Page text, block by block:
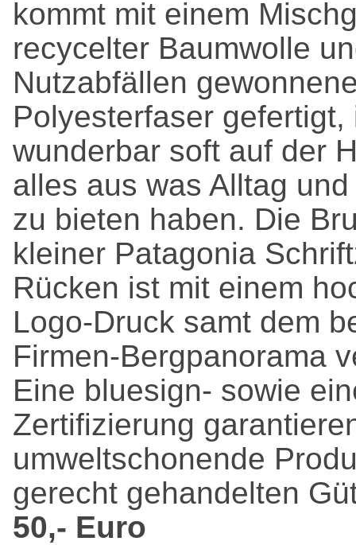
kommt mit einem
recycelter Baumwolle
Nutzabfällen
Polyesterfaser gefertigt,
wunderbar soft auf der
alles aus was Alltag
zu bieten haben. Die
kleiner Patagonia
Rücken ist mit einem
Logo-Druck samt dem
Firmen-Bergpanorama
Eine bluesign- sowie
Zertifizierung
umweltschonende
gerecht gehandelten
50,- Euro